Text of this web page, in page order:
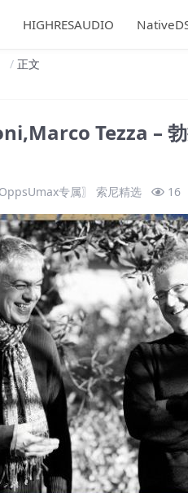
HIGHRESAUDIO
正文
Tezza –
专属〗 索尼精选 16